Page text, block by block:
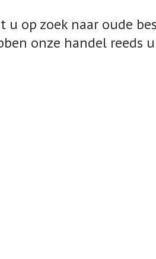
u op zoek naar oude
onze handel reeds